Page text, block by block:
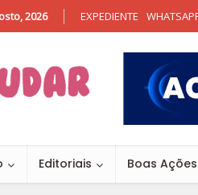
2026 EXPEDIENTE
Editoriais Boas Ações